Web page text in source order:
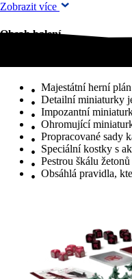
Zobrazit více
Obsah balení
Majestátní herní
Detailní miniaturky
Impozantní
Ohromující
Propracované sady
Speciální kostky s
Pestrou škálu
Obsáhlá pravidla,